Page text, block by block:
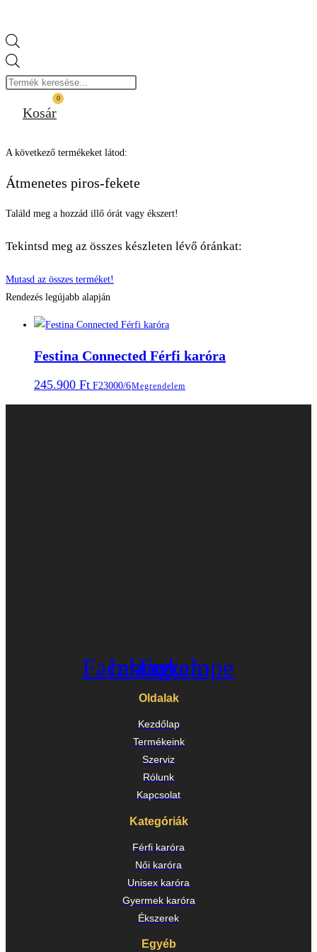
search
0
Kosár
A következő termékeket látod:
Átmenetes piros-fekete
Találd meg a hozzád illő órát vagy ékszert!
Tekintsd meg az összes készleten lévő óránkat:
Mutasd az összes terméket!
Rendezés legújabb alapján
Festina Connected Férfi karóra
245.900 Ft F23000/6Megrendelem
Facebook
Instagram
Envelope
Oldalak
Kezdőlap
Termékeink
Szerviz
Rólunk
Kapcsolat
Kategóriák
Férfi karóra
Női karóra
Unisex karóra
Gyermek karóra
Ékszerek
Egyéb